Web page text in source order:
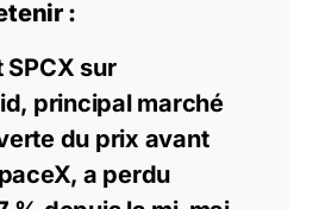
:
SPCX sur
principal marché
du prix avant
a perdu